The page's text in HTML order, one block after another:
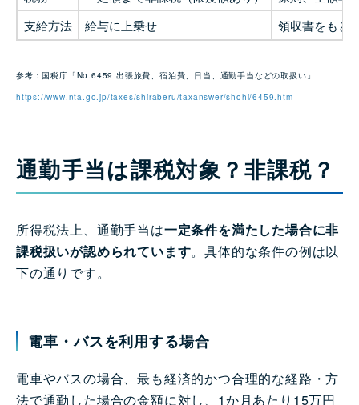
支給方法
給与に上乗せ 領収書をもと
参考：国税庁「No.6459 出張旅費、宿泊費、日当、通勤手当などの取扱い」
https://www.nta.go.jp/taxes/shiraberu/taxanswer/shohi/6459.htm
通勤手当は課税対象？非課税？
所得税法上、通勤手当は一定条件を満たした場合に非
課税扱いが認められています。具体的な条件の例は以
下の通りです。
電車・バスを利用する場合
電車やバスの場合、最も経済的かつ合理的な経路・方
法で通勤した場合の金額に対し、1か月あたり15万円